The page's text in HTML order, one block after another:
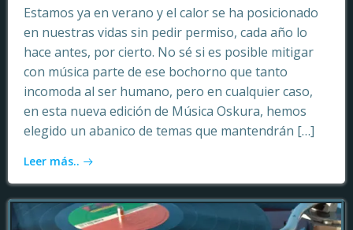
Estamos ya en verano y el calor se ha posicionado
en nuestras vidas sin pedir permiso, cada año lo
hace antes, por cierto. No sé si es posible mitigar
con música parte de ese bochorno que tanto
incomoda al ser humano, pero en cualquier caso,
en esta nueva edición de Música Oskura, hemos
elegido un abanico de temas que mantendrán […]
Leer más..